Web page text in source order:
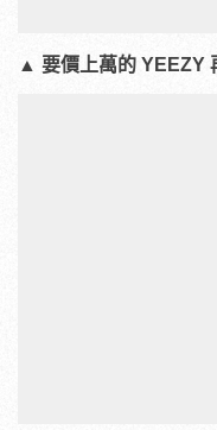
▲ 要價上萬的 YEEZY